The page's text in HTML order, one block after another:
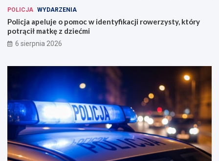
POLICJA WYDARZENIA
Policja apeluje o pomoc w identyfikacji rowerzysty, który
potrącił matkę z dziećmi
6 sierpnia 2026